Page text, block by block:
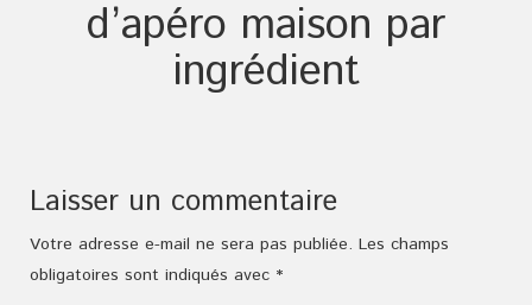
d’apéro maison par
ingrédient
Laisser un commentaire
Votre adresse e-mail ne sera pas publiée. Les champs
obligatoires sont indiqués avec *